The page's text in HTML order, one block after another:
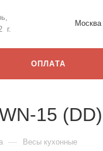
г.
Москва
ОПЛАТА
15
— Весы кухонные